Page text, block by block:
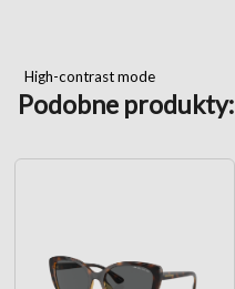
High-contrast mode
Podobne produkty: